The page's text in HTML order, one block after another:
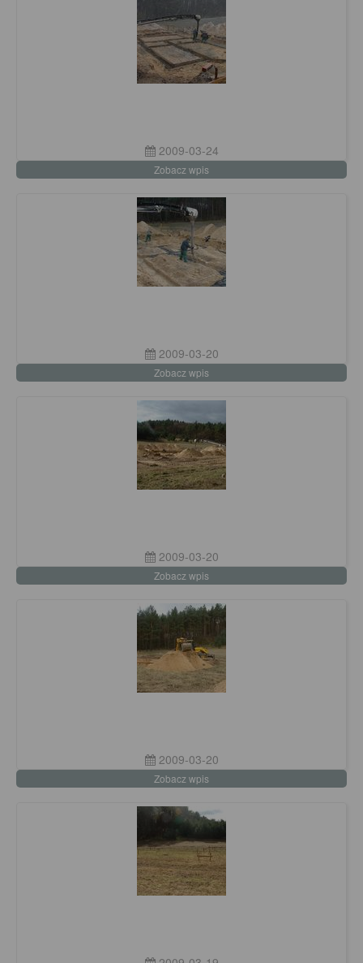
2009-03-24
Zobacz wpis
2009-03-20
Zobacz wpis
2009-03-20
Zobacz wpis
2009-03-20
Zobacz wpis